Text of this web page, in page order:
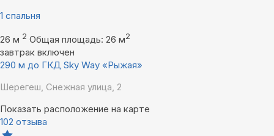
1 спальня
26 м 2 Общая площадь: 26 м2
завтрак включен
290 м до ГКД Sky Way «Рыжая»
Шерегеш, Снежная улица, 2
Показать расположение на карте
102 отзыва